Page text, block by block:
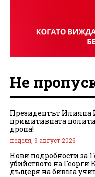
Не
Президентът Илияна
примитивната
дрона!
неделя, 9 август 2026
Нови подробности за
убийството на Георги
дъщеря на бивша